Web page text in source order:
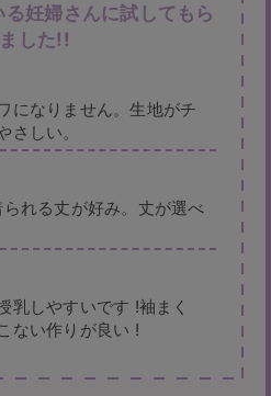
妊婦さんに試してもら
した!!
になりません。生地がチ
さしい。
れる丈が好み。丈が選べ
乳しやすいです !袖まく
ない作りが良い !